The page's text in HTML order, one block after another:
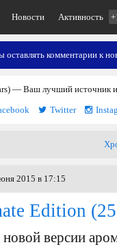
Новости Активность
оставлять комментарии к
— Ваш лучший источник
Twitter
2015 в 17:15
Edition
версии